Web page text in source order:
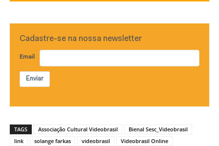
Cadastre-se na nossa newsletter
Email
Enviar
TAGS Associação Cultural Videobrasil
Bienal Sesc_Videobrasil
link
solange farkas videobrasil Videobrasil Online